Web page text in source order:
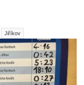
Jiříkov